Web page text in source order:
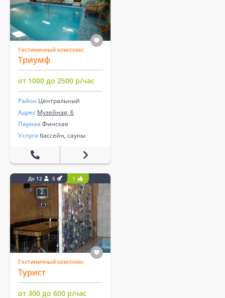
Гостиничный комплекс
Триумф
от 1000 до 2500 р/час
Район Центральный
Адрес Музейная, 6
Парная Финская
Услуги бассейн, сауны
До 12 5 1
Гостиничный комплекс
Турист
от 300 до 600 р/час